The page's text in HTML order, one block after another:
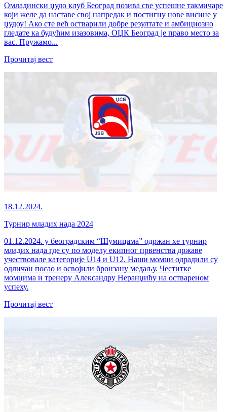
Омладински џудо клуб Београд позива све успешне такмичаре
који желе да наставе свој напредак и постигну нове висине у
џудоу! Ако сте већ остварили добре резултате и амбициозно
гледате ка будућим изазовима, ОЏК Београд је право место за
вас. Пружамо...
Прочитај вест
18.12.2024.
Турнир младих нада 2024
01.12.2024. у београдским “Шумицама” одржан хе турнир
младих нада где су по моделу екипног првенства државе
учествовале категорије U14 и U12. Наши момци одрадили су
одличан посао и освојили бронзану медаљу. Честитке
момцима и тренеру Александру Неранџићу на оствареном
успеху.
Прочитај вест